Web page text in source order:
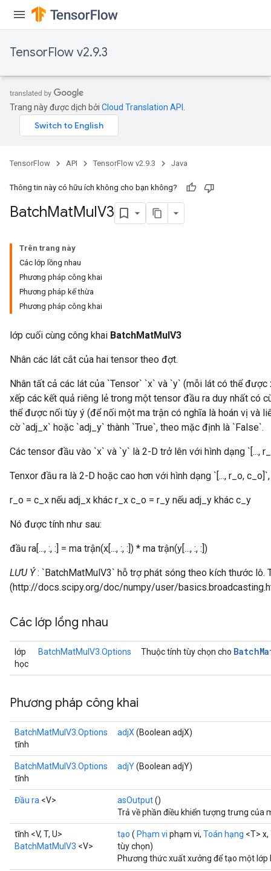
TensorFlow v2.9.3
Trang này được dịch bởi Cloud Translation API
TensorFlow API TensorFlow v2.9.3 Java
Thông tin này có hữu ích không cho bạn không?
BatchMatMulV3
Trên trang này
Các lớp lồng nhau
Phương pháp công khai
Phương pháp kế thừa
Phương pháp công khai
lớp cuối cùng công khai BatchMatMulV3
Nhân các lát cắt của hai tensor theo đợt.
Nhân tất cả các lát của `Tensor` `x` và `y` (mỗi lát có thể
xếp các kết quả riêng lẻ trong một tensor đầu ra duy nhất có
thể được nối tùy ý (để nối một ma trận có nghĩa là hoán vị và
cờ `adj_x` hoặc `adj_y` thành `True`, theo mặc định là `False`.
Các tensor đầu vào `x` và `y` là 2-D trở lên với hình dạng `[...,
Tenxor đầu ra là 2-D hoặc cao hơn với hình dạng `[..., r_o,
r_o = c_x nếu adj_x khác r_x c_o = r_y nếu adj_y khác c_y
Nó được tính như sau:
đầu ra[..., :, :] = ma trận(x[..., :, :]) * ma trận(y[..., :, :])
LƯU Ý: `BatchMatMulV3` hỗ trợ phát sóng theo kích thước lô.
(http://docs.scipy.org/doc/numpy/user/
Các lớp lồng nhau
lớp
học
BatchMatMulV3.Options Thuộc tính tùy chọn cho Batch
Phương pháp công khai
BatchMatMulV3.Options
tĩnh
adjX (Boolean adjX)
BatchMatMulV3.Options
tĩnh
adjY(Boolean adjY)
Đầu ra <V> asOutput()
Trả về phần điều khiển tượng trưng của
tĩnh <V, T, U>
BatchMatMulV3 <V>
tạo ( Phạm vi phạm vi, Toán hạng <T> x,
tùy chọn)
Phương thức xuất xưởng để tạo một